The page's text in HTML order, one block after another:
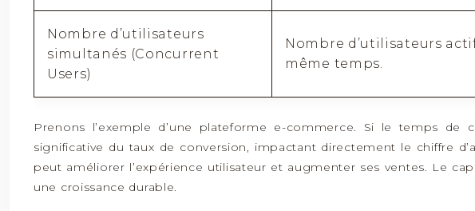
Nombre d’utilisateurs
simultanés (Concurrent
Users)
Nombre d’utilisateurs
même temps.
Prenons l’exemple d’une plateforme e-commerce. Si le temps
significative du taux de conversion, impactant directement le chiffre
peut améliorer l’expérience utilisateur et augmenter ses ventes. Le
une croissance durable.